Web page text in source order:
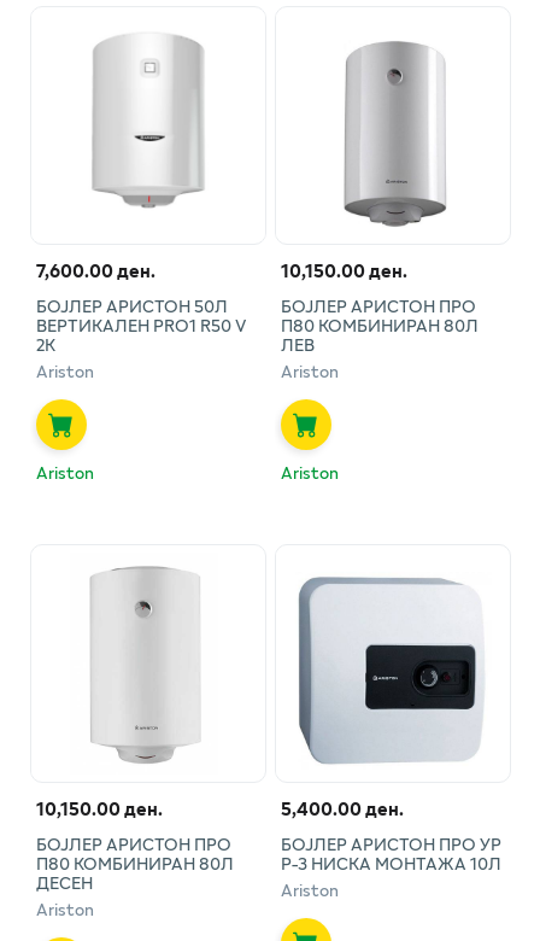
7,600.00 ден.
БОЈЛЕР АРИСТОН 50Л
ВЕРТИКАЛЕН PRO1 R50 V
2K
Ariston
Ariston
10,150.00 ден.
БОЈЛЕР АРИСТОН ПРО
П80 КОМБИНИРАН 80Л
ЛЕВ
Ariston
Ariston
10,150.00 ден.
БОЈЛЕР АРИСТОН ПРО
П80 КОМБИНИРАН 80Л
ДЕСЕН
Ariston
5,400.00 ден.
БОЈЛЕР АРИСТОН ПРО УР
Р-3 НИСКА МОНТАЖА 10Л
Ariston